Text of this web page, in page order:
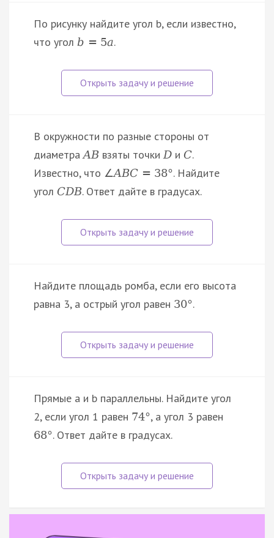
По рисунку найдите угол b, если известно,
что угол b = 5a.
В окружности по разные стороны от
диаметраAB взяты точкиD и C.
Известно, что ∠ABC = 38°. Найдите
угол CDB. Ответ дайте в градусах.
Найдите площадь ромба, если его высота
равна 3, а острый угол равен 30°.
Прямые a и b параллельны. Найдите угол
2, если угол 1 равен 74°, а угол 3 равен
68°. Ответ дайте в градусах.